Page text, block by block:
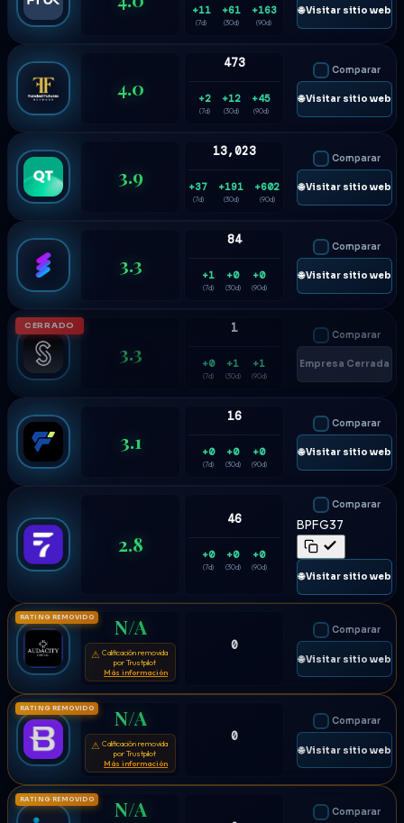
+11
(7d)
+61
(30d)
+163
(90d)
🌐 Visitar sitio web
4.0
473
+2
(7d)
+12
(30d)
+45
(90d)
Comparar
🌐 Visitar sitio web
3.9
13,023
+37
(7d)
+191
(30d)
+602
(90d)
Comparar
🌐 Visitar sitio web
3.3
84
+1
(7d)
+0
(30d)
+0
(90d)
Comparar
🌐 Visitar sitio web
CERRADO
3.3
1
+0
(7d)
+1
(30d)
+1
(90d)
Comparar
Empresa Cerrada
3.1
16
+0
(7d)
+0
(30d)
+0
(90d)
Comparar
🌐 Visitar sitio web
2.8
46
+0
(7d)
+0
(30d)
+0
(90d)
Comparar
BPFG37
🌐 Visitar sitio web
RATING REMOVIDO N/A
⚠ Calificación removida
por Trustpilot
Más información
0
Comparar
🌐 Visitar sitio web
RATING REMOVIDO N/A
⚠ Calificación removida
por Trustpilot
Más información
0
Comparar
🌐 Visitar sitio web
RATING REMOVIDO N/A Comparar